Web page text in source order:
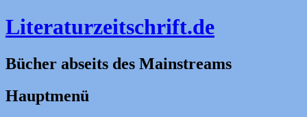
Literaturzeitschrift.de
Bücher abseits des Mainstreams
Hauptmenü